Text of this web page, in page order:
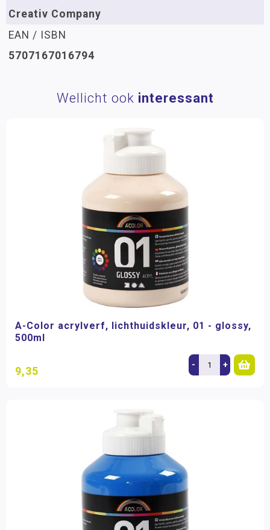
Creativ Company
EAN / ISBN
5707167016794
Wellicht ook interessant
A-Color acrylverf, lichthuidskleur, 01 - glossy,
500ml
9,35 - +